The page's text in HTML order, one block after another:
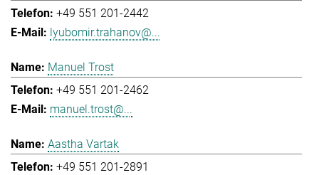
+49 551 201-2442
lyubomir.trahanov@...
Manuel Trost
+49 551 201-2462
manuel.trost@...
Aastha Vartak
+49 551 201-2891